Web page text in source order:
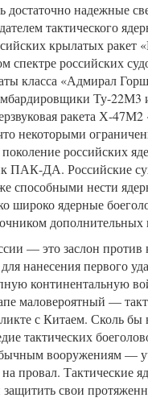
достаточно надежные
тактического
крылатых ракет
спектре российских
класса «Адмирал
Ту-
ракета Х-
некоторыми
российских
ПАК-ДА. Российские
способными нести
широко ядерные
дополнительных
— это заслон
нанесения первого
континентальную
маловероятный —
с Китаем. Сколь
тактических
вооружениям —
провал. Тактические
свои